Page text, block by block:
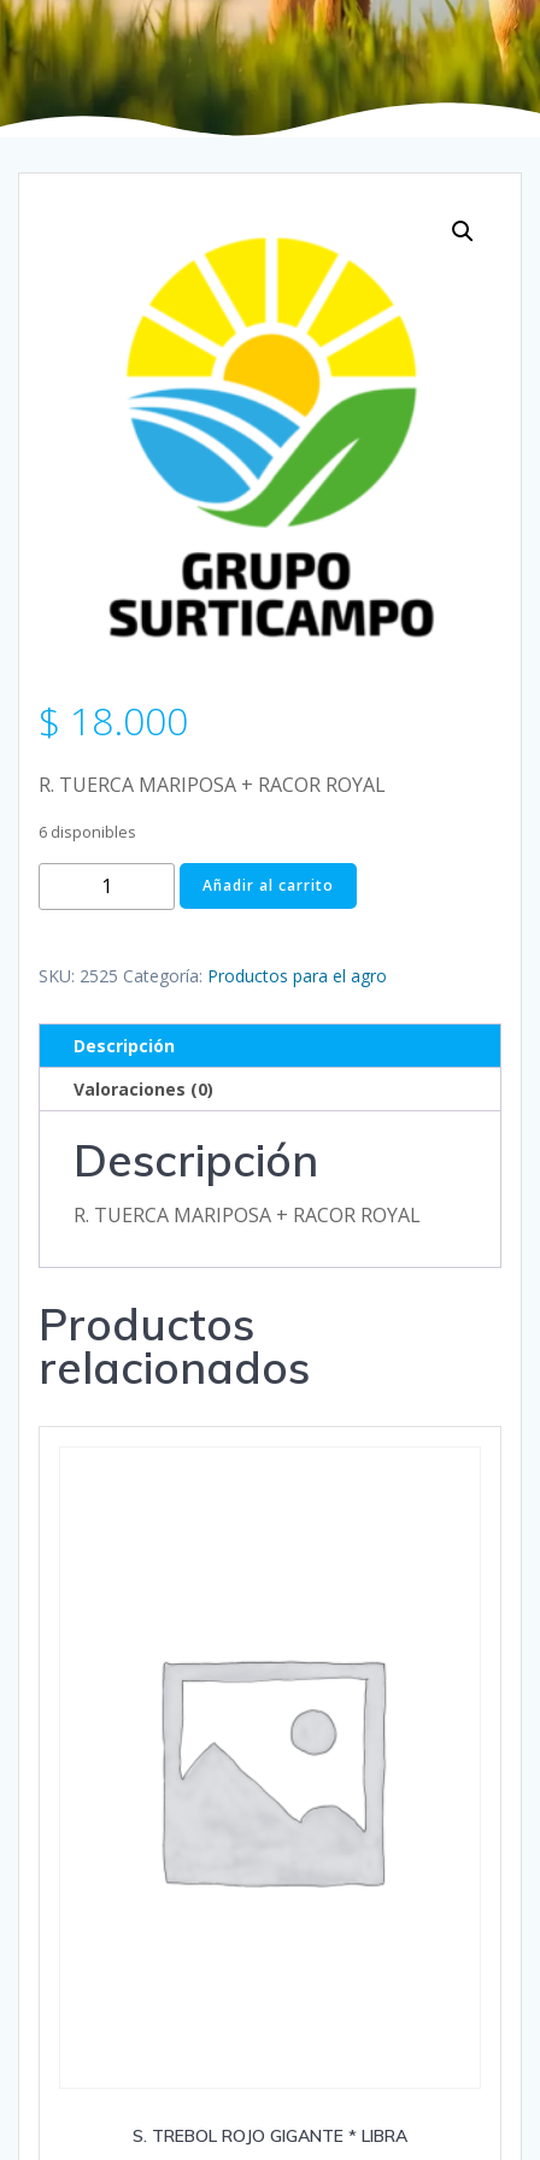
$ 18.000
R. TUERCA MARIPOSA + RACOR ROYAL
6 disponibles
TUERCA
+
ROYAL
cantidad
Añadir al carrito
SKU: 2525 Categoría: Productos para el agro
Descripción
Valoraciones (0)
Descripción
R. TUERCA MARIPOSA + RACOR ROYAL
Productos
relacionados
S. TREBOL ROJO GIGANTE * LIBRA